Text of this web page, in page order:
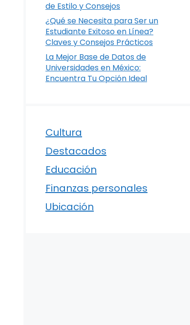
de Estilo y Consejos
¿Qué se Necesita para Ser un
Estudiante Exitoso en Línea?
Claves y Consejos Prácticos
La Mejor Base de Datos de
Universidades en México:
Encuentra Tu Opción Ideal
Cultura
Destacados
Educación
Finanzas personales
Ubicación